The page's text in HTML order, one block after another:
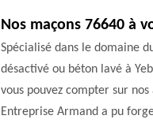
Nos maçons 76640 à
Spécialisé dans le domaine
désactivé ou béton lavé à
vous pouvez compter sur
Entreprise Armand a pu